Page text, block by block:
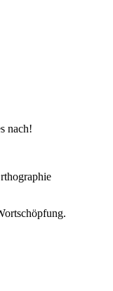
nach!